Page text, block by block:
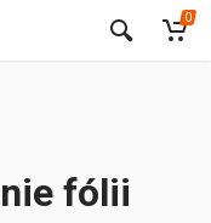
0
fólii